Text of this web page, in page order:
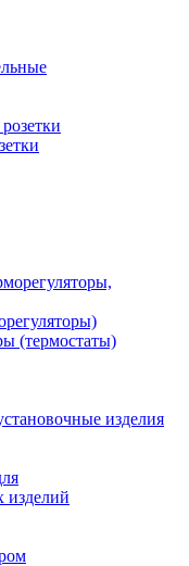
(термостаты)
изделия
изделий